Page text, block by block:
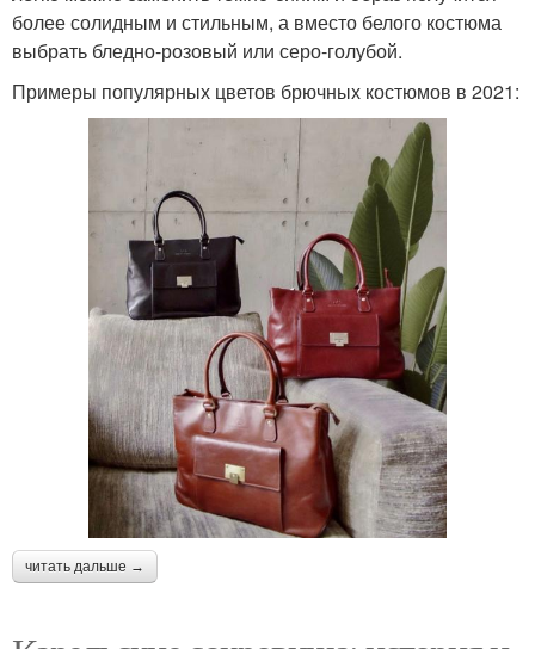
более солидным и стильным, а вместо белого костюма
выбрать бледно-розовый или серо-голубой.
Примеры популярных цветов брючных костюмов в 2021:
читать дальше →